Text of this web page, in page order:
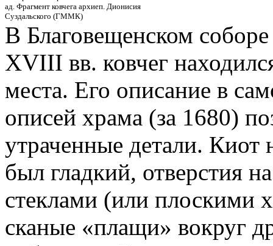
ад. Фрагмент ковчега архиеп. Дионисия
Суздальского (ГММК)
В Благовещенском
XVIII вв. ковчег
места. Его описание в
описей храма (за 1680)
утраченные детали. Киот
был гладкий, отверстия
стеклами (или плоскими
сканые «плащи» вокруг